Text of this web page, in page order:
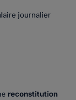
journalier
reconstitution